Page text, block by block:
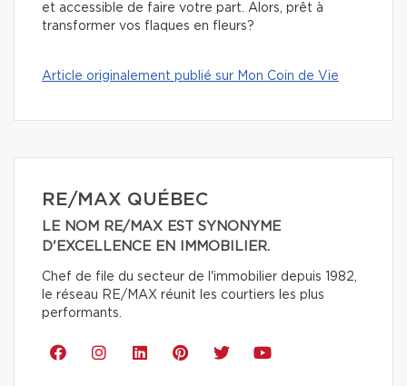
et accessible de faire votre part. Alors, prêt à
transformer vos flaques en fleurs?
Article originalement publié sur Mon Coin de Vie
RE/MAX QUÉBEC
LE NOM RE/MAX EST SYNONYME
D'EXCELLENCE EN IMMOBILIER.
Chef de file du secteur de l'immobilier depuis 1982,
le réseau RE/MAX réunit les courtiers les plus
performants.